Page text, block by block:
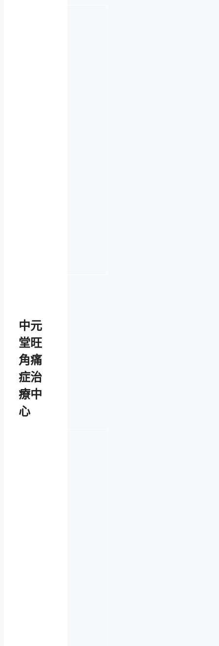
中元
堂旺
角痛
症治
療中
心